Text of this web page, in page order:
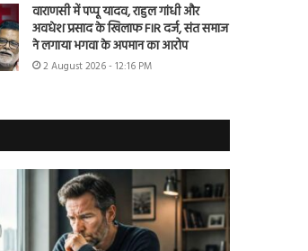
वाराणसी में पप्पू यादव, राहुल गांधी और
अवधेश प्रसाद के खिलाफ FIR दर्ज, संत समाज
ने लगाया भगवा के अपमान का आरोप
2 August 2026 - 12:16 PM